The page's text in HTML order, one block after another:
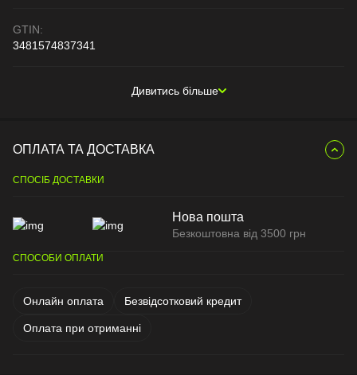
GTIN:
3481574837341
Дивитись більше
ОПЛАТА ТА ДОСТАВКА
СПОСІБ ДОСТАВКИ
Нова пошта
Безкоштовна від 3500 грн
СПОСОБИ ОПЛАТИ
Онлайн оплата Безвідсотковий кредит
Оплата при отриманні